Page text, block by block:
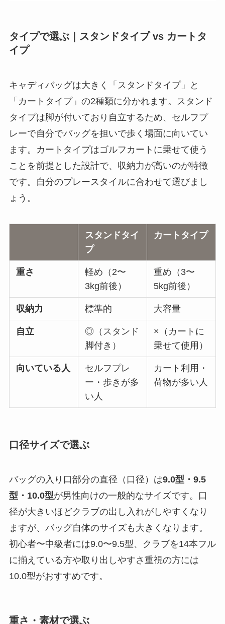
タイプで選ぶ｜スタンドタイプ vs カートタ
イプ
キャディバッグは大きく「スタンドタイプ」と
「カートタイプ」の2種類に分かれます。スタンド
タイプは脚が付いており自立するため、セルフプ
レーで自分でバッグを担いで歩く場面に向いてい
ます。カートタイプはゴルフカートに乗せて使う
ことを前提とした設計で、収納力が高いのが特徴
です。自分のプレースタイルに合わせて選びまし
ょう。
スタンドタイ
プ
カートタイプ
重さ
軽め（2〜
3kg前後）
重め（3〜
5kg前後）
収納力 標準的 大容量
自立
◎（スタンド
脚付き）
×（カートに
乗せて使用）
向いている人
セルフプレ
ー・歩きが多
い人
カート利用・
荷物が多い人
口径サイズで選ぶ
バッグの入り口部分の直径（口径）は9.0型・9.5
型・10.0型が男性向けの一般的なサイズです。口
径が大きいほどクラブの出し入れがしやすくなり
ますが、バッグ自体のサイズも大きくなります。
初心者〜中級者には9.0〜9.5型、クラブを14本フル
に揃えている方や取り出しやすさ重視の方には
10.0型がおすすめです。
重さ・素材で選ぶ